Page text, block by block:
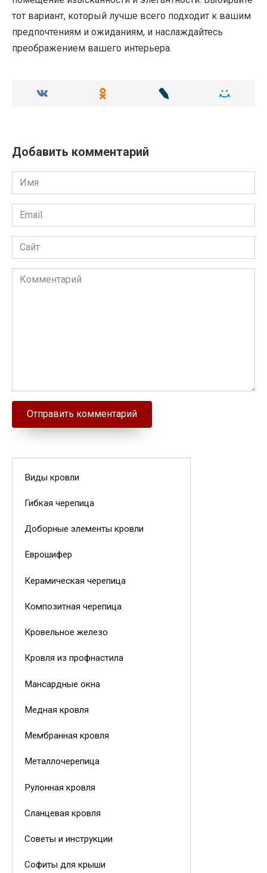
тот вариант, который лучше всего подходит к вашим
предпочтениям и ожиданиям, и наслаждайтесь
преображением вашего интерьера.
Добавить комментарий
Имя
Email
Сайт
Комментарий
Виды кровли
Гибкая черепица
Доборные элементы кровли
Еврошифер
Керамическая черепица
Композитная черепица
Кровельное железо
Кровля из профнастила
Мансардные окна
Медная кровля
Мембранная кровля
Металлочерепица
Рулонная кровля
Сланцевая кровля
Советы и инструкции
Софиты для крыши